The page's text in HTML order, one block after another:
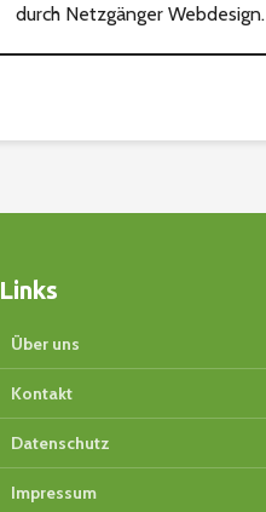
durch Netzgänger Webdesign.
Links
Über uns
Kontakt
Datenschutz
Impressum